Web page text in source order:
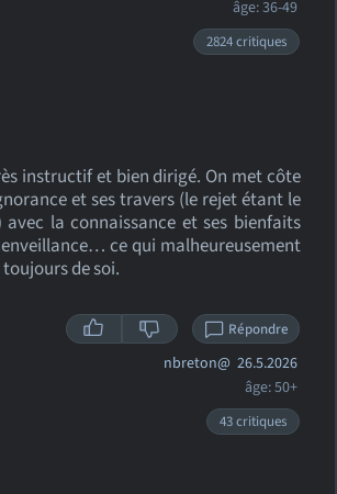
âge: 36-49
2824 critiques
instructif et bien dirigé. On met côte
et ses travers (le rejet étant le
avec la connaissance et ses bienfaits
ce qui malheureusement
toujours de soi.
Répondre
nbreton@ 26.5.2026
âge: 50+
43 critiques